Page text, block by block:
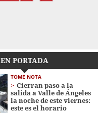
EN PORTADA
TOME NOTA
Cierran paso a la
salida a Valle de Ángeles
la noche de este viernes:
este es el horario